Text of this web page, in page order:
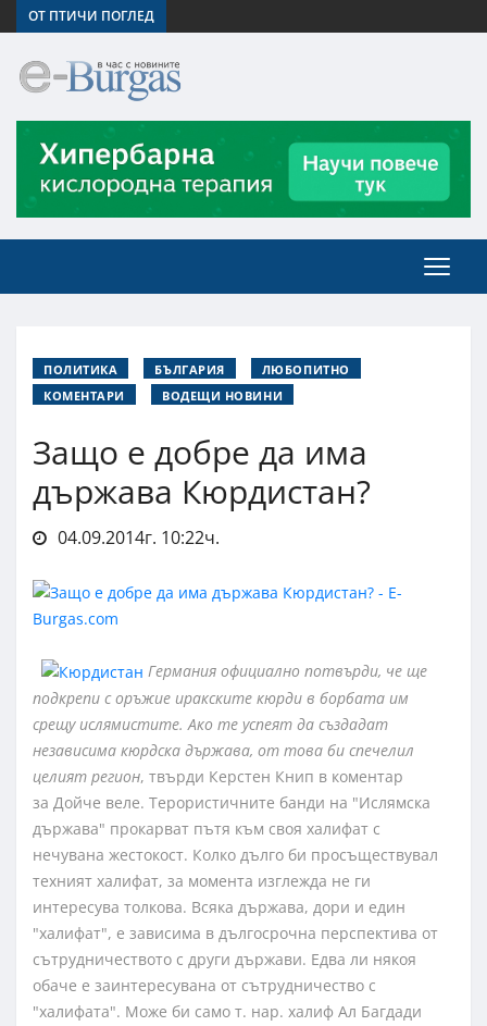
ОТ ПТИЧИ ПОГЛЕД
ПОЛИТИКА БЪЛГАРИЯ
ЛЮБОПИТНО
КОМЕНТАРИ
ВОДЕЩИ НОВИНИ
Защо е добре да има
държава Кюрдистан?
04.09.2014г. 10:22ч.
Германия официално потвърди, че ще
подкрепи с оръжие иракските кюрди в борбата им
срещу ислямистите. Ако те успеят да създадат
независима кюрдска държава, от това би спечелил
целият регион, твърди Керстен Книп в коментар
за Дойче веле. Терористичните банди на "Ислямска
държава" прокарват пътя към своя халифат с
нечувана жестокост. Колко дълго би просъществувал
техният халифат, за момента изглежда не ги
интересува толкова. Всяка държава, дори и един
"халифат", е зависима в дългосрочна перспектива от
сътрудничеството с други държави. Едва ли някоя
обаче е заинтересувана от сътрудничество с
"халифата". Може би само т. нар. халиф Ал Багдади